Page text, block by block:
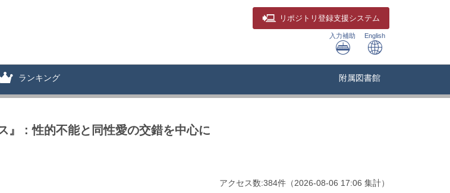
リポジトリ 登録支援システム
入力補助 English
ランキング 附属図書館
』 : 性的不能と同性愛の交錯を中心に
アクセス数:384件 （2026-08-06 17:06 集計）